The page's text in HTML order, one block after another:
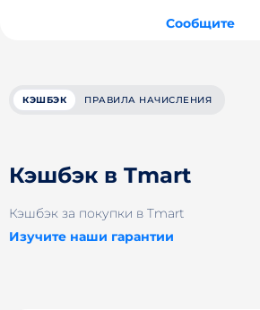
Сообщите
КЭШБЭК ПРАВИЛА НАЧИСЛЕНИЯ
Кэшбэк в Tmart
Кэшбэк за покупки в Tmart
Изучите наши гарантии